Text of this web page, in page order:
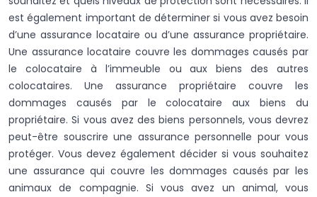
est également important de déterminer si vous avez besoin
d’une assurance locataire ou d’une assurance propriétaire.
Une assurance locataire couvre les dommages causés par
le colocataire à l’immeuble ou aux biens des autres
colocataires. Une assurance propriétaire couvre les
dommages causés par le colocataire aux biens du
propriétaire. Si vous avez des biens personnels, vous devrez
peut-être souscrire une assurance personnelle pour vous
protéger. Vous devez également décider si vous souhaitez
une assurance qui couvre les dommages causés par les
animaux de compagnie. Si vous avez un animal, vous